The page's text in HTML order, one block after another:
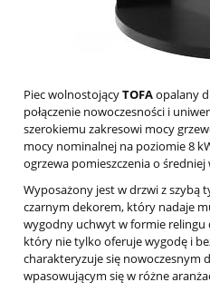
Piec wolnostojącyTOFAopalany
połączenie nowoczesności i
szerokiemu zakresowi mocy
mocy nominalnej na poziomie 8
ogrzewa pomieszczenia o średniej
Wyposażony jest w drzwi z szybą
czarnym dekorem, który nadaje
wygodny uchwyt w formie relingu
który nie tylko oferuje wygodę i
charakteryzuje się nowoczesnym
wpasowującym się w różne